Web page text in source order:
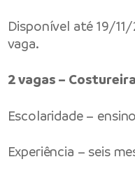
Disponível até 19/
vaga.
2 vagas –
Escolaridade –
Experiência – seis